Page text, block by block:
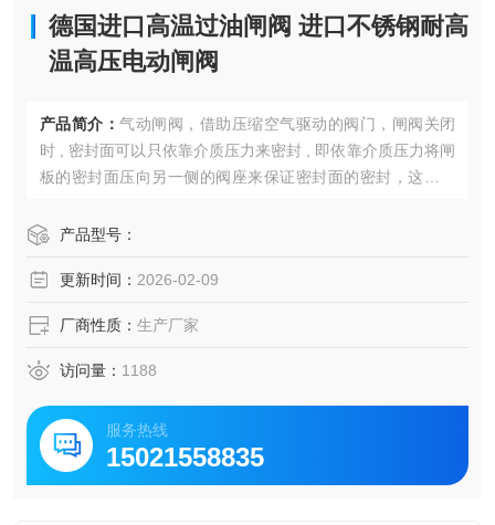
德国进口高温过油闸阀 进口不锈钢耐高
温高压电动闸阀
产品简介： 气动闸阀，借助压缩空气驱动的阀门，闸阀关闭
时 , 密封面可以只依靠介质压力来密封 , 即依靠介质压力将闸
板的密封面压向另一侧的阀座来保证密封面的密封，这就是
靠外力强行将闸板压向阀座 , 以保证密封面的密封性德国进口
产品型号：
更新时间： 2026-02-09
厂商性质： 生产厂家
访问量： 1188
服务热线
15021558835